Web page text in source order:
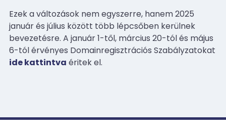
Ezek a változások nem egyszerre, hanem 2025
január és július között több lépcsőben kerülnek
bevezetésre. A január 1-től, március 20-tól és május
6-tól érvényes Domainregisztrációs Szabályzatokat
ide kattintva éritek el.